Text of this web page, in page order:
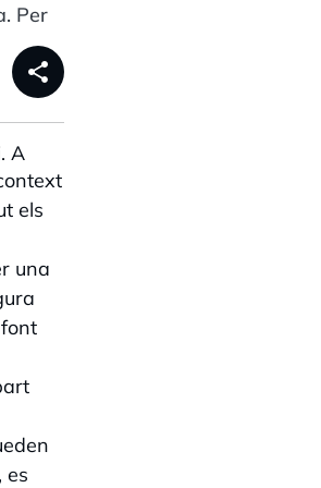
Per
share
A
els
una
es